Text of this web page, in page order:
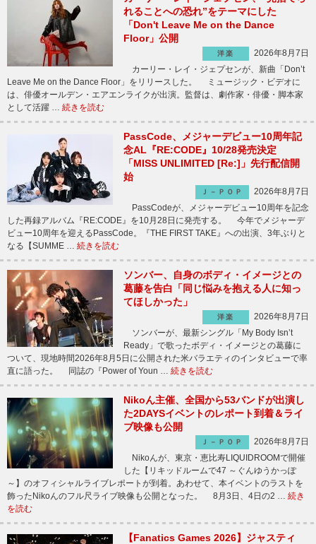
れることへの恐れ”をテーマにした
「Don't Leave Me on the Dance
Floor」公開
洋楽
2026年8月7日
カーリー・レイ・ジェプセンが、新曲「Don’t
Leave Me on the Dance Floor」をリリースした。 ミュージック・ビデオに
は、俳優オールデン・エアエンライクが出演。監督は、劇作家・俳優・脚本家
として活躍 … 続きを読む
PassCode、メジャーデビュー10周年記
念AL『RE:CODE』10/28発売決定
「MISS UNLIMITED [Re:]」先行配信開
始
Ｊ－ＰＯＰ
2026年8月7日
PassCodeが、メジャーデビュー10周年を記念
した再録アルバム『RE:CODE』を10月28日に発売する。 今年でメジャーデ
ビュー10周年を迎えるPassCode。『THE FIRST TAKE』への出演、3年ぶりと
なる【SUMME … 続きを読む
ソンバー、自身のボディ・イメージとの
葛藤を告白「同じ悩みを抱える人に知っ
てほしかった」
洋楽
2026年8月7日
ソンバーが、最新シングル「My Body Isn’t
Ready」で歌ったボディ・イメージとの葛藤に
ついて、現地時間2026年8月5日に公開された米バラエティのインタビューで率
直に語った。 同誌の『Power of Youn … 続きを読む
Nikoん主催、全国から53バンドが出演し
た2DAYSイベントのレポート到着＆ライ
ブ映像も公開
Ｊ－ＰＯＰ
2026年8月7日
Nikoんが、東京・恵比寿LIQUIDROOMで開催
した【リキッドルームで47 ～ぐんゆうかっぽ
～】のオフィシャルライブレポートが到着。あわせて、本イベントのラストを
飾ったNikoんのフル尺ライブ映像も公開となった。 8月3日、4日の2 … 続き
を読む
【Fanatics Games 2026】ジャスティ